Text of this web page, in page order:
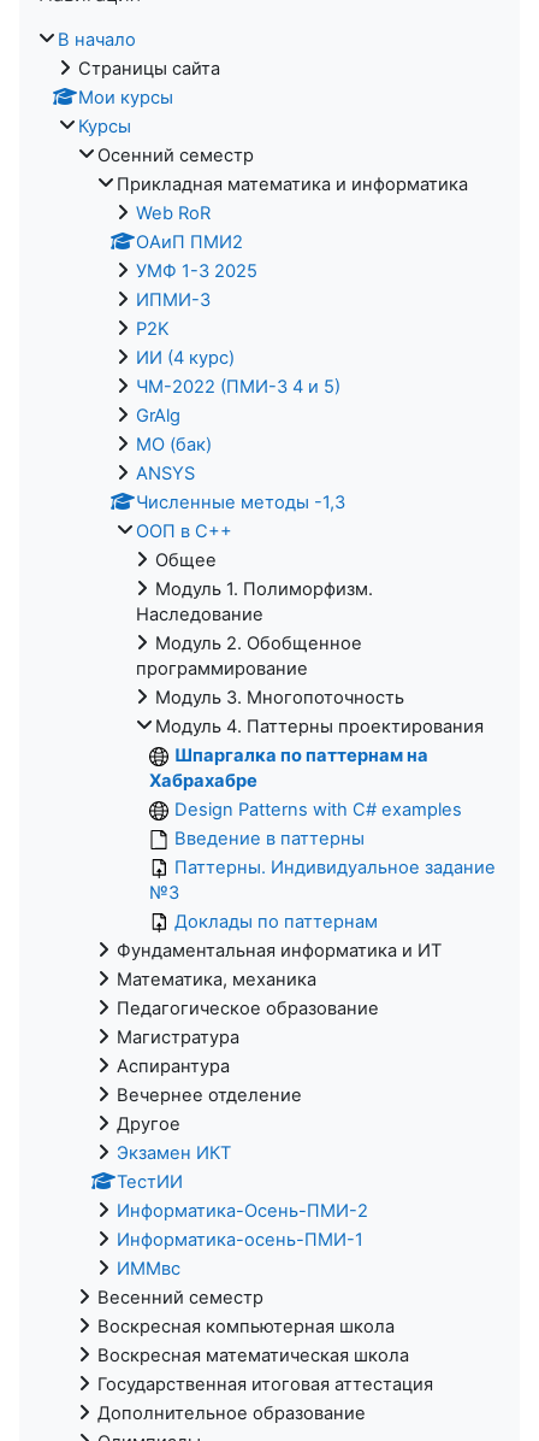
В начало
Страницы сайта
Мои курсы
Курсы
Осенний семестр
Прикладная математика и информатика
Web RoR
ОАиП ПМИ2
УМФ 1-3 2025
ИПМИ-3
P2K
ИИ (4 курс)
ЧМ-2022 (ПМИ-3 4 и 5)
GrAlg
МО (бак)
ANSYS
Численные методы -1,3
ООП в С++
Общее
Модуль 1. Полиморфизм.
Наследование
Модуль 2. Обобщенное
программирование
Модуль 3. Многопоточность
Модуль 4. Паттерны проектирования
Шпаргалка по паттернам на
Хабрахабре
Design Patterns with C# examples
Введение в паттерны
Паттерны. Индивидуальное задание
№3
Доклады по паттернам
Фундаментальная информатика и ИТ
Математика, механика
Педагогическое образование
Магистратура
Аспирантура
Вечернее отделение
Другое
Экзамен ИКТ
ТестИИ
Информатика-Осень-ПМИ-2
Информатика-осень-ПМИ-1
ИММвс
Весенний семестр
Воскресная компьютерная школа
Воскресная математическая школа
Государственная итоговая аттестация
Дополнительное образование